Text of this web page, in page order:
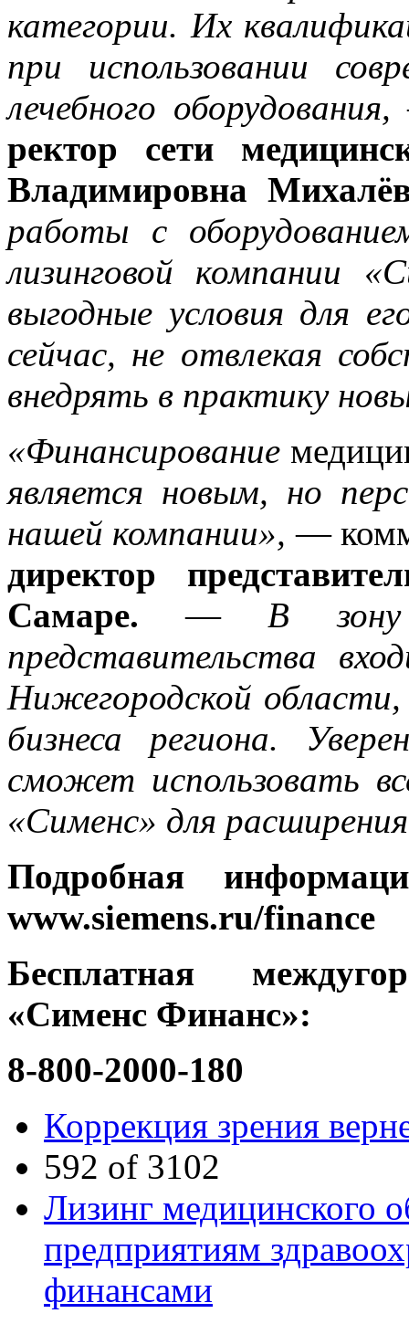
категории. Их
при использовании
лечебного оборудования,
ректор сети
Владимировна
работы с
лизинговой компании
выгодные условия для
сейчас, не отвлекая
внедрять в практику
«Финансирование
является новым, но
нашей компании», —
директор
Самаре. — В зону
представительства
Нижегородской
бизнеса региона.
сможет использовать
«Сименс» для
Подробная
www.siemens.ru/finance
Бесплатная
«Сименс Финанс»:
8-800-2000-180
Коррекция зрения
592 of 3102
Лизинг медицинского
предприятиям
финансами